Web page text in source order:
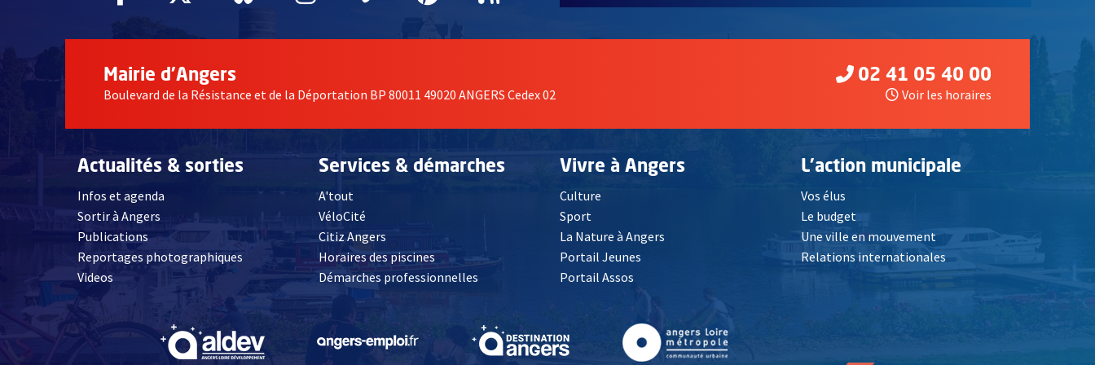
Mairie d'Angers
Boulevard de la Résistance et de la Déportation BP 80011 49020 ANGERS Cedex 02
02 41 05 40 00
Voir les horaires
Actualités & sorties
Infos et agenda
Sortir à Angers
Publications
Reportages photographiques
Videos, Ouvre une nouvelle fenêtre
Services & démarches
A'tout
VéloCité
Citiz Angers , Ouvre une nouvelle fenêtre
Horaires des piscines
Démarches professionnelles
Vivre à Angers
Culture
Sport
La Nature à Angers
Portail Jeunes
Portail Assos
L'action municipale
Vos élus
Le budget
Une ville en mouvement
Relations internationales
, Ouvre une nouvelle fenêtre , Ouvre une nouvelle fenêtre , Ouvre une nouvelle fenêtre, Ouvre une nouvelle fenêtre